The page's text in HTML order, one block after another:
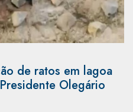
de ratos em lagoa
Olegário